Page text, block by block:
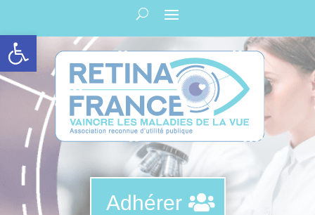
Panneau de gestion des cookies
Ouvrir la barre d’outils
Adhérer